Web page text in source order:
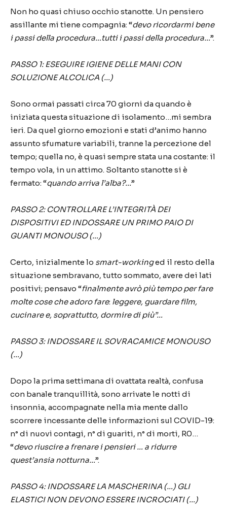
Non ho quasi chiuso occhio stanotte. Un pensiero
assillante mi tiene compagnia: “devo ricordarmi bene
i passi della procedura…tutti i passi della procedura…”.
PASSO 1: ESEGUIRE IGIENE DELLE MANI CON
SOLUZIONE ALCOLICA (…)
Sono ormai passati circa70 giorni da quando è
iniziata questa situazione di isolamento…mi sembra
ieri. Da quel giorno emozioni e stati d’animo hanno
assunto sfumature variabili, tranne la percezione del
tempo; quella no, è quasi sempre stata una costante: il
tempo vola, in un attimo. Soltanto stanotte si è
fermato:“quando arriva l’alba?…”
PASSO 2: CONTROLLARE L’INTEGRITÀ DEI
DISPOSITIVI ED INDOSSARE UN PRIMO PAIO DI
GUANTI MONOUSO (…)
Certo, inizialmente lo smart-workinged il resto della
situazione sembravano, tutto sommato, avere dei lati
positivi; pensavo “finalmente avrò più tempo per fare
molte cose che adoro fare: leggere, guardare film,
cucinare e, soprattutto, dormire di più”…
PASSO 3: INDOSSARE IL SOVRACAMICE MONOUSO
(…)
Dopo la prima settimana di ovattata realtà, confusa
con banale tranquillità, sono arrivate le notti di
insonnia, accompagnate nella mia mente dallo
scorrere incessante delle informazioni sul COVID-19:
n° di nuovi contagi, n° di guariti, n° di morti, R0…
“devo riuscire a frenare i pensieri… a ridurre
quest’ansia notturna…”.
PASSO 4: INDOSSARE LA MASCHERINA (…) GLI
ELASTICI NON DEVONO ESSERE INCROCIATI (…)